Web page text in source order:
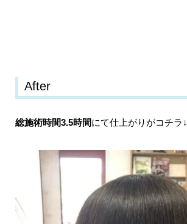
After
総施術時間3.5時間にて仕上がりがコチラ↓